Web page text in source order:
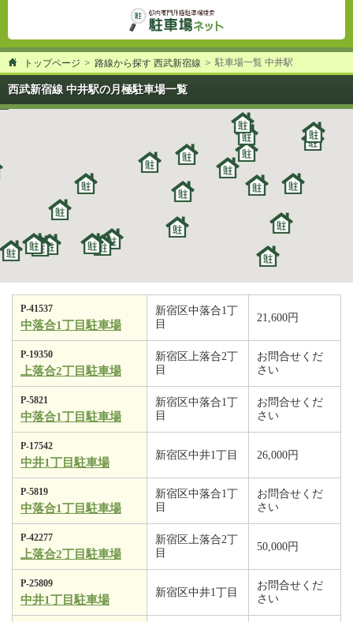
トップページ 路線から探す 西武新宿線 駐車場一覧 中井駅
西武新宿線 中井駅の月極駐車場一覧
P-41537
中落合1丁目駐車場
新宿区中落合1丁
目
21,600円
P-19350
上落合2丁目駐車場
新宿区上落合2丁
目
お問合せくだ
さい
P-5821
中落合1丁目駐車場
新宿区中落合1丁
目
お問合せくだ
さい
P-17542
中井1丁目駐車場
新宿区中井1丁目 26,000円
P-5819
中落合1丁目駐車場
新宿区中落合1丁
目
お問合せくだ
さい
P-42277
上落合2丁目駐車場
新宿区上落合2丁
目
50,000円
P-25809
中井1丁目駐車場
新宿区中井1丁目
お問合せくだ
さい